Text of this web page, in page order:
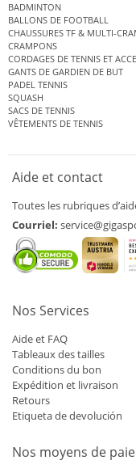
BADMINTON
BALLONS DE FOOTBALL
CHAUSSURES TF & MULTI-
CRAMPONS
CORDAGES DE TENNIS ET
GANTS DE GARDIEN DE BUT
PADEL TENNIS
SQUASH
SACS DE TENNIS
VÊTEMENTS DE TENNIS
Aide et contact
Toutes les rubriques
Courriel:
Nos Services
Aide et FAQ
Tableaux des tailles
Conditions du bon
Expédition et livraison
Retours
Etiqueta de devolución
Nos moyens de